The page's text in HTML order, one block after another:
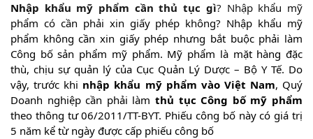
Nhập khẩu mỹ phẩm cần thủ tục gì? Nhập khẩu mỹ
phẩm có cần phải xin giấy phép không? Nhập khẩu mỹ
phẩm không cần xin giấy phép nhưng bắt buộc phải làm
Công bố sản phẩm mỹ phẩm. Mỹ phẩm là mặt hàng đặc
thù, chịu sự quản lý của Cục Quản Lý Dược – Bộ Y Tế. Do
vậy, trước khi nhập khẩu mỹ phẩm vào Việt Nam, Quý
Doanh nghiệp cần phải làm thủ tục Công bố mỹ phẩm
theo thông tư 06/2011/TT-BYT. Phiếu công bố này có giá trị
5 năm kể từ ngày được cấp phiếu công bố